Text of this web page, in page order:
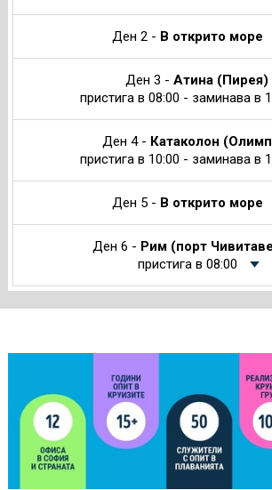
Ден 2 - В открито море
Ден 3 -Атина (Пирея)
пристига в 08:00 - заминава в
Ден 4 - Катаколон
пристига в 10:00 - заминава в
Ден 5 - В открито море
Ден 6 - Рим (порт
пристига в 08:00